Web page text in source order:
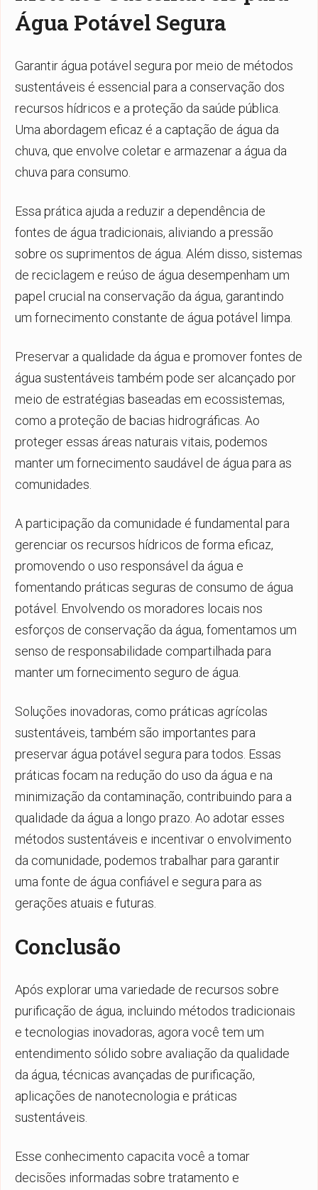
Água Potável Segura
Garantir água potável segura por meio de métodos
sustentáveis é essencial para a conservação dos
recursos hídricos e a proteção da saúde pública.
Uma abordagem eficaz é a captação de água da
chuva, que envolve coletar e armazenar a água da
chuva para consumo.
Essa prática ajuda a reduzir a dependência de
fontes de água tradicionais, aliviando a pressão
sobre os suprimentos de água. Além disso, sistemas
de reciclagem e reúso de água desempenham um
papel crucial na conservação da água, garantindo
um fornecimento constante de água potável limpa.
Preservar a qualidade da água e promover fontes de
água sustentáveis também pode ser alcançado por
meio de estratégias baseadas em ecossistemas,
como a proteção de bacias hidrográficas. Ao
proteger essas áreas naturais vitais, podemos
manter um fornecimento saudável de água para as
comunidades.
A participação da comunidade é fundamental para
gerenciar os recursos hídricos de forma eficaz,
promovendo o uso responsável da água e
fomentando práticas seguras de consumo de água
potável. Envolvendo os moradores locais nos
esforços de conservação da água, fomentamos um
senso de responsabilidade compartilhada para
manter um fornecimento seguro de água.
Soluções inovadoras, como práticas agrícolas
sustentáveis, também são importantes para
preservar água potável segura para todos. Essas
práticas focam na redução do uso da água e na
minimização da contaminação, contribuindo para a
qualidade da água a longo prazo. Ao adotar esses
métodos sustentáveis e incentivar o envolvimento
da comunidade, podemos trabalhar para garantir
uma fonte de água confiável e segura para as
gerações atuais e futuras.
Conclusão
Após explorar uma variedade de recursos sobre
purificação de água, incluindo métodos tradicionais
e tecnologias inovadoras, agora você tem um
entendimento sólido sobre avaliação da qualidade
da água, técnicas avançadas de purificação,
aplicações de nanotecnologia e práticas
sustentáveis.
Esse conhecimento capacita você a tomar
decisões informadas sobre tratamento e